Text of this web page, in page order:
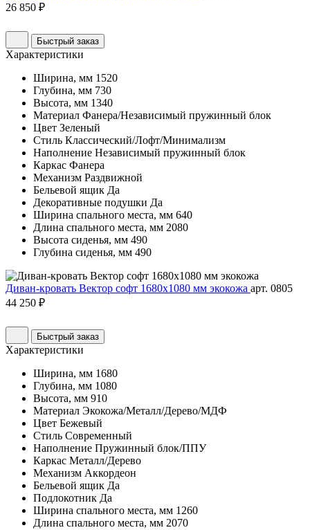
26 850 ₽
Быстрый заказ
Характеристики
Ширина, мм 1520
Глубина, мм 730
Высота, мм 1340
Материал Фанера/Независимый пружинный блок
Цвет Зеленый
Стиль Классический/Лофт/Минимализм
Наполнение Независимый пружинный блок
Каркас Фанера
Механизм Раздвижной
Бельевой ящик Да
Декоративные подушки Да
Ширина спального места, мм 640
Длина спального места, мм 2080
Высота сиденья, мм 490
Глубина сиденья, мм 490
Диван-кровать Вектор софт 1680х1080 мм экокожа арт. 0805
44 250 ₽
Быстрый заказ
Характеристики
Ширина, мм 1680
Глубина, мм 1080
Высота, мм 910
Материал Экокожа/Металл/Дерево/МДФ
Цвет Бежевый
Стиль Современный
Наполнение Пружинный блок/ППУ
Каркас Металл/Дерево
Механизм Аккордеон
Бельевой ящик Да
Подлокотник Да
Ширина спального места, мм 1260
Длина спального места, мм 2070